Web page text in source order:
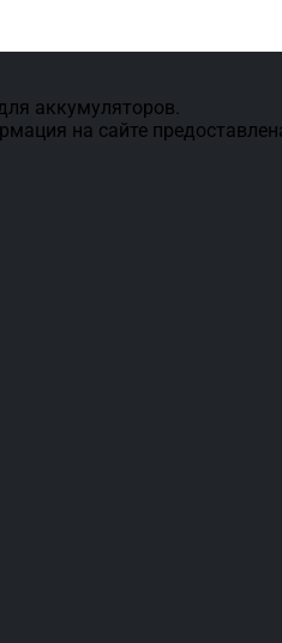
аккумуляторов.
на сайте